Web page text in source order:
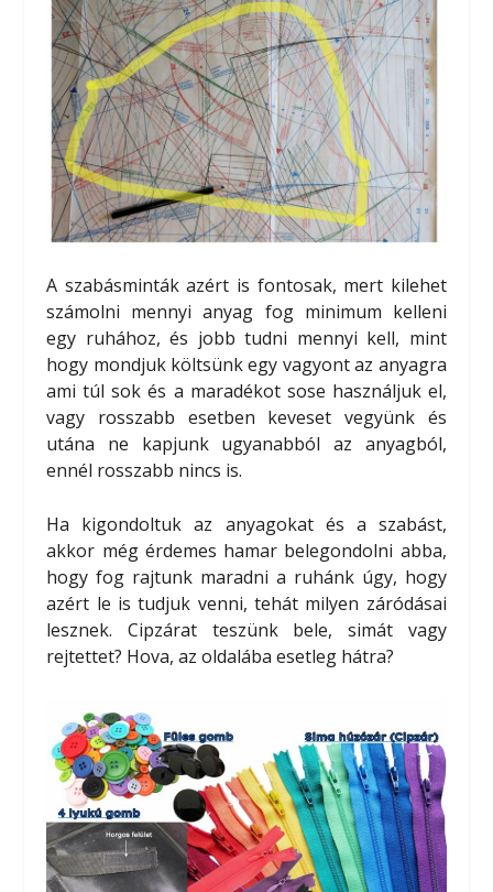
A szabásminták azért is fontosak, mert kilehet
számolni mennyi anyag fog minimum kelleni
egy ruhához, és jobb tudni mennyi kell, mint
hogy mondjuk költsünk egy vagyont az anyagra
ami túl sok és a maradékot sose használjuk el,
vagy rosszabb esetben keveset vegyünk és
utána ne kapjunk ugyanabból az anyagból,
ennél rosszabb nincs is.
Ha kigondoltuk az anyagokat és a szabást,
akkor még érdemes hamar belegondolni abba,
hogy fog rajtunk maradni a ruhánk úgy, hogy
azért le is tudjuk venni, tehát milyen záródásai
lesznek. Cipzárat teszünk bele, simát vagy
rejtettet? Hova, az oldalába esetleg hátra?